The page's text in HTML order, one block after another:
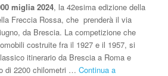
miglia 2024, la 42esima edizione della
Freccia Rossa, che prenderà il via
da Brescia. La competizione che
costruite fra il 1927 e il 1957, si
itinerario da Brescia a Roma e
di 2200 chilometri … Continua a